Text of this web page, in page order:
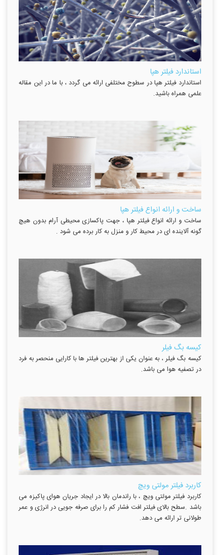
استاندارد فیلتر هپا
استاندارد فیلتر هپا در سطوح مختلفی ارائه می گردد ، با ما در این مقاله
علمی همراه باشید.
ساخت و ارائه انواع فیلتر هپا
ساخت و ارائه انواع فیلتر هپا ، جهت پاکسازی محیطی آرام بدون هیچ
گونه آلاینده ای در محیط کار و منزل به کار برده می شود .
کیسه بگ فیلر
کیسه بگ فیلر ، به عنوان یکی از بهترین فیلتر ها با کارایی منحصر به فرد
در تصفیه هوا می باشد.
کاربرد فیلتر مولتی ویچ
کاربرد فیلتر مولتی ویچ ، با راندمان بالا در ایجاد جریان هوای پاکیزه می
باشد .سطح بالای فیلتر افت فشار کم را برای صرفه جویی در انرژی و عمر
طولانی تر ارائه می دهد.